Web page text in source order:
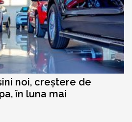
noi, creștere de
în luna mai